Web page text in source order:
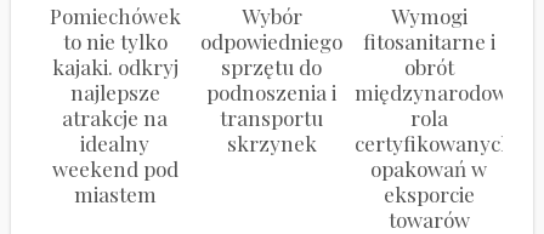
Pomiechówek
to nie tylko
kajaki. odkryj
najlepsze
atrakcje na
idealny
weekend pod
miastem
Wybór
odpowiedniego
sprzętu do
podnoszenia i
transportu
skrzynek
Wymogi
fitosanitarne i
obrót
międzynarodowy:
rola
certyfikowanych
opakowań w
eksporcie
towarów